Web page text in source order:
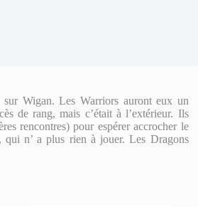
sur Wigan. Les Warriors auront eux un
de rang, mais c’était à l’extérieur. Ils
rencontres) pour espérer accrocher le
n’ a plus rien à jouer. Les Dragons